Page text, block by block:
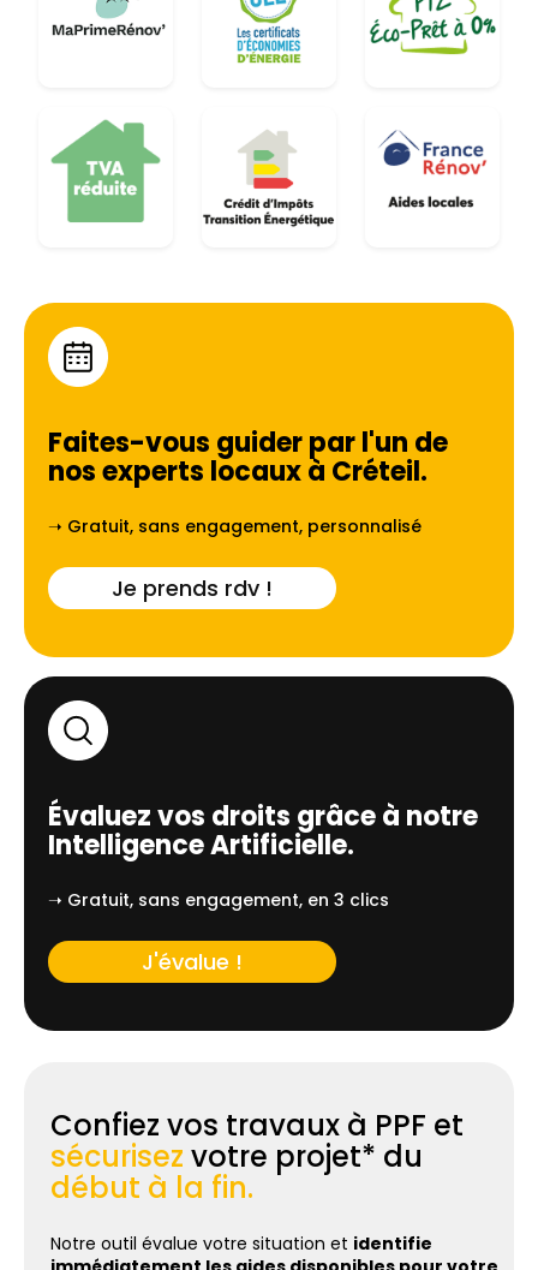
Faites-vous guider par l'un de
nos experts locaux à Créteil.
➝ Gratuit, sans engagement, personnalisé
Je prends rdv !
Évaluez vos droits grâce à notre
Intelligence Artificielle.
➝ Gratuit, sans engagement, en 3 clics
J'évalue !
Confiez vos travaux à PPF et
sécurisez votre projet* du
début à la fin.
Notre outil évalue votre situation et identifie